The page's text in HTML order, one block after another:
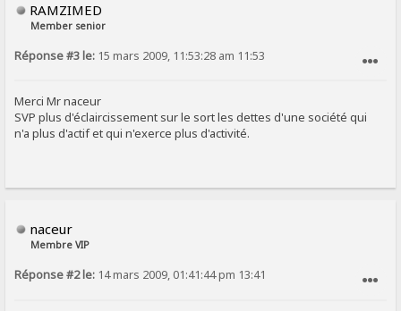
RAMZIMED
Member senior
Réponse #3 le: 15 mars 2009, 11:53:28 am 11:53
Merci Mr naceur
SVP plus d'éclaircissement sur le sort les dettes d'une société qui
n'a plus d'actif et qui n'exerce plus d'activité.
naceur
Membre VIP
Réponse #2 le: 14 mars 2009, 01:41:44 pm 13:41